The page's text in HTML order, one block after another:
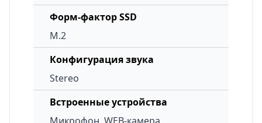
Форм-фактор SSD
M.2
Конфигурация звука
Stereo
Встроенные устройства